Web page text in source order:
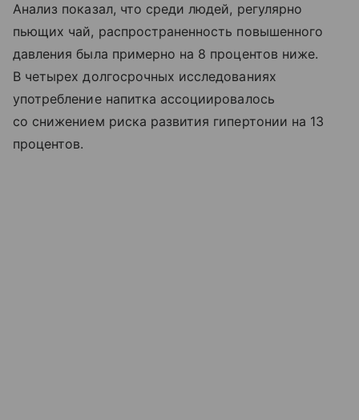
Анализ показал, что среди людей, регулярно
пьющих чай, распространенность повышенного
давления была примерно на 8 процентов ниже.
В четырех долгосрочных исследованиях
употребление напитка ассоциировалось
со снижением риска развития гипертонии на 13
процентов.